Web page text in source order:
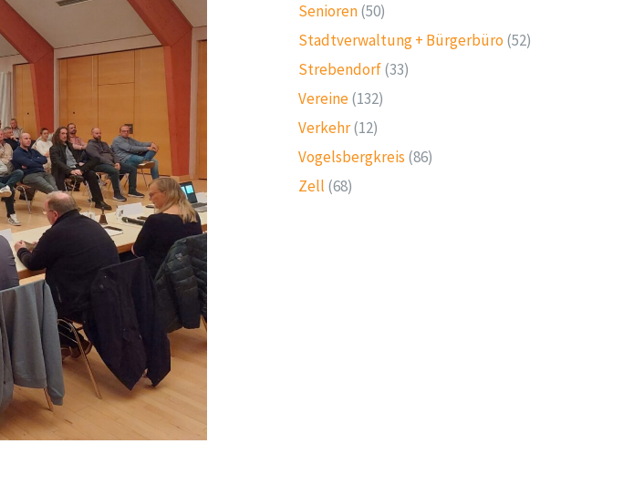
Senioren(50)
Stadtverwaltung + Bürgerbüro (52)
Strebendorf(33)
Vereine(132)
Verkehr(12)
Vogelsbergkreis (86)
Zell (68)